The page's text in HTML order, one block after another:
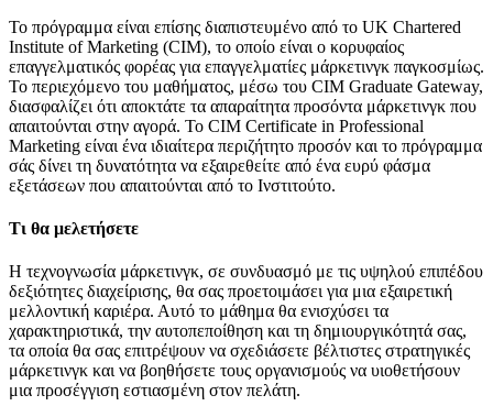
Το πρόγραμμα είναι επίσης διαπιστευμένο από το UK Chartered
Institute of Marketing (CIM), το οποίο είναι ο κορυφαίος
επαγγελματικός φορέας για επαγγελματίες μάρκετινγκ παγκοσμίως.
Το περιεχόμενο του μαθήματος, μέσω του CIM Graduate Gateway,
διασφαλίζει ότι αποκτάτε τα απαραίτητα προσόντα μάρκετινγκ που
απαιτούνται στην αγορά. Το CIM Certificate in Professional
Marketing είναι ένα ιδιαίτερα περιζήτητο προσόν και το πρόγραμμα
σάς δίνει τη δυνατότητα να εξαιρεθείτε από ένα ευρύ φάσμα
εξετάσεων που απαιτούνται από το Ινστιτούτο.
Τι θα μελετήσετε
Η τεχνογνωσία μάρκετινγκ, σε συνδυασμό με τις υψηλού επιπέδου
δεξιότητες διαχείρισης, θα σας προετοιμάσει για μια εξαιρετική
μελλοντική καριέρα. Αυτό το μάθημα θα ενισχύσει τα
χαρακτηριστικά, την αυτοπεποίθηση και τη δημιουργικότητά σας,
τα οποία θα σας επιτρέψουν να σχεδιάσετε βέλτιστες στρατηγικές
μάρκετινγκ και να βοηθήσετε τους οργανισμούς να υιοθετήσουν
μια προσέγγιση εστιασμένη στον πελάτη.